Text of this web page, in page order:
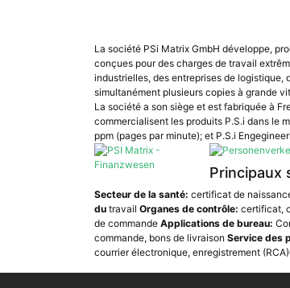
La société PSi Matrix GmbH développe,
conçues pour des charges de travail
industrielles, des entreprises de logistique,
simultanément plusieurs copies à grande
La société a son siège et est fabriquée à
commercialisent les produits P.S.i dans le
ppm (pages par minute); et P.S.i
Principaux
Secteur de la santé: certificat de
du travail Organes de contrôle: certificat,
de commande Applications de bureau:
commande, bons de livraison Service des
courrier électronique, enregistrement (RCA)